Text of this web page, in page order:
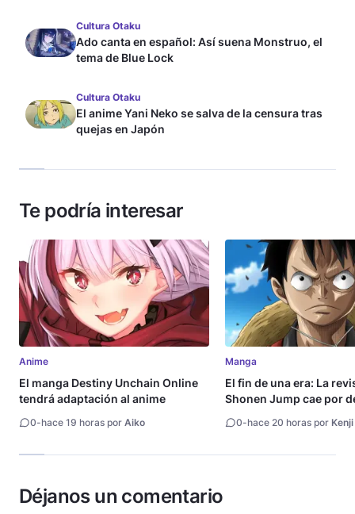
Cultura Otaku
Ado canta en español: Así suena Monstruo, el
tema de Blue Lock
Cultura Otaku
El anime Yani Neko se salva de la censura tras
quejas en Japón
Te podría interesar
Anime
El manga Destiny Unchain Online
tendrá adaptación al anime
0-hace 19 horas por Aiko
Manga
El fin de una era: La
Shonen Jump cae por
0-hace 20 horas por Kenji
Déjanos un comentario